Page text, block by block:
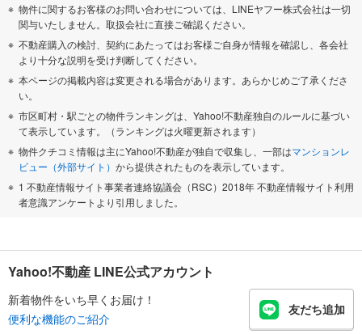
物件に関するお客様のお問い合わせについては、LINEヤフー株式会社は一切
関与いたしません。取扱会社に直接ご確認ください。
不動産購入の検討、契約にあたってはお客様ご自身が情報を確認し、各会社
より十分な説明を受け判断してください。
本ページの掲載内容は変更される場合があります。あらかじめご了承くださ
い。
市区町村・駅ごとの物件ランキングは、Yahoo!不動産独自のルールに基づい
て表示しています。（ランキングは火曜更新されます）
物件クチコミ情報は主にYahoo!不動産が独自で収集し、一部はマンションレ
ビュー（外部サイト） から提供されたものを表示しています。
1 不動産情報サイト事業者連絡協議会（RSC）2018年 不動産情報サイト利用
者意識アンケートより引用しました。
Yahoo!不動産 LINE公式アカウント
新着物件をいち早くお届け！
便利な機能のご紹介
友だち追加